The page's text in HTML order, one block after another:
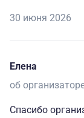
работающие
капитану и
30 июня 2026
Елена
об
Спасибо